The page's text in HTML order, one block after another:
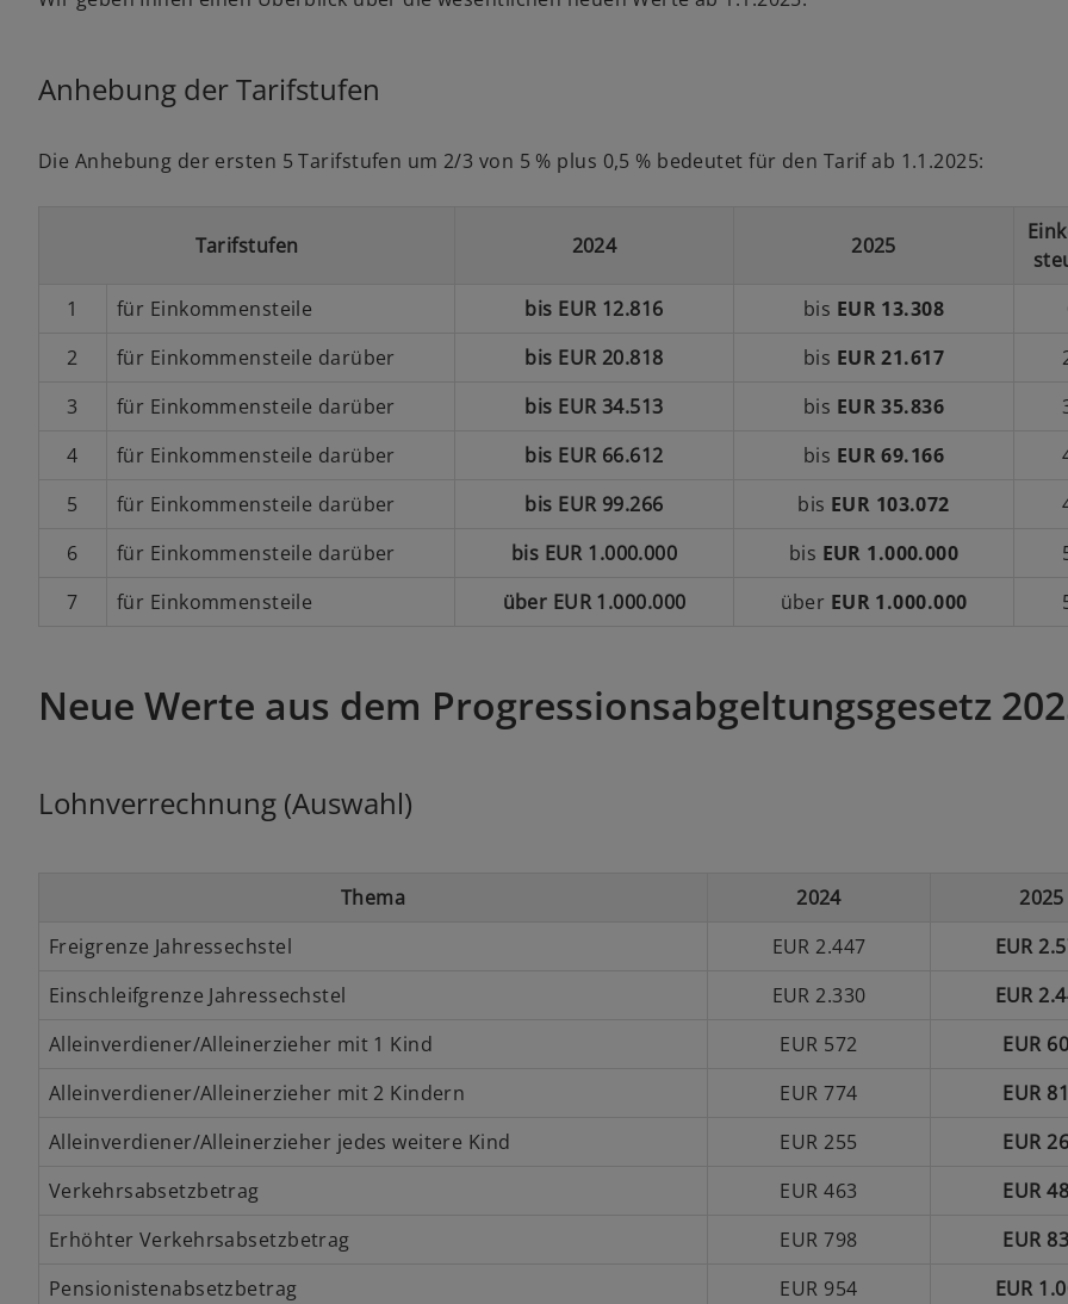
g
e
n
e
g
n
e
Anhebung der Tarifstufen
Die Anhebung der ersten 5 Tarifstufen um 2/3 von 5 % plus 0,5 % bedeutet für den Tarif ab 1.1.2025:
Tarifstufen 2024 2025
1
für Einkommensteile bis EUR 12.816 bis EUR 13.308
2
für Einkommensteile darüber bis EUR 20.818 bis EUR 21.617
3
für Einkommensteile darüber bis EUR 34.513 bis EUR 35.836
4
für Einkommensteile darüber bis EUR 66.612 bis EUR 69.166
5
für Einkommensteile darüber bis EUR 99.266 bis EUR 103.072
6
für Einkommensteile darüber bis EUR 1.000.000 bis EUR 1.000.000
7
für Einkommensteile über EUR 1.000.000 über EUR 1.000.000
Neue Werte aus dem Progressionsabgeltungsgesetz
Lohnverrechnung (Auswahl)
Thema 2024
2025
Freigrenze Jahressechstel
EUR 2.447
EUR
Einschleifgrenze Jahressechstel
EUR 2.330
EUR
Alleinverdiener/Alleinerzieher mit 1 Kind
EUR 572
EUR
Alleinverdiener/Alleinerzieher mit 2 Kindern
EUR 774
EUR
Alleinverdiener/Alleinerzieher jedes weitere Kind
EUR 255
EUR
Verkehrsabsetzbetrag
EUR 463
EUR
Erhöhter Verkehrsabsetzbetrag
EUR 798
EUR
Pensionistenabsetzbetrag
EUR 954
EUR